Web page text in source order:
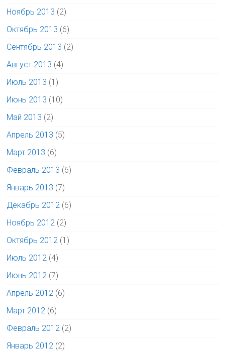
Ноябрь 2013 (2)
Октябрь 2013 (6)
Сентябрь 2013 (2)
Август 2013 (4)
Июль 2013 (1)
Июнь 2013 (10)
Май 2013 (2)
Апрель 2013 (5)
Март 2013 (6)
Февраль 2013 (6)
Январь 2013 (7)
Декабрь 2012 (6)
Ноябрь 2012 (2)
Октябрь 2012 (1)
Июль 2012 (4)
Июнь 2012 (7)
Апрель 2012 (6)
Март 2012 (6)
Февраль 2012 (2)
Январь 2012 (2)